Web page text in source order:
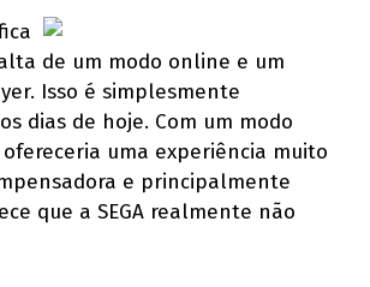
de um modo online e um
Isso é simplesmente
dias de hoje. Com um modo
uma experiência muito
e principalmente
que a SEGA realmente não